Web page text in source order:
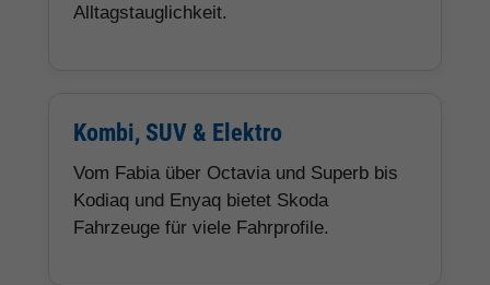
Alltagstauglichkeit.
Kombi, SUV & Elektro
Vom Fabia über Octavia und Superb bis
Kodiaq und Enyaq bietet Skoda
Fahrzeuge für viele Fahrprofile.